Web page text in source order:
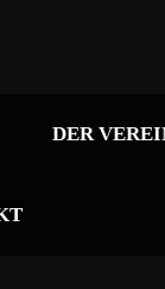
DER